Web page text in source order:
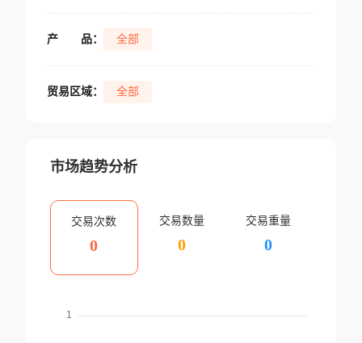
产 品： 全部
贸易区域： 全部
市场趋势分析
交易次数
0
交易数量
0
交易重量
0